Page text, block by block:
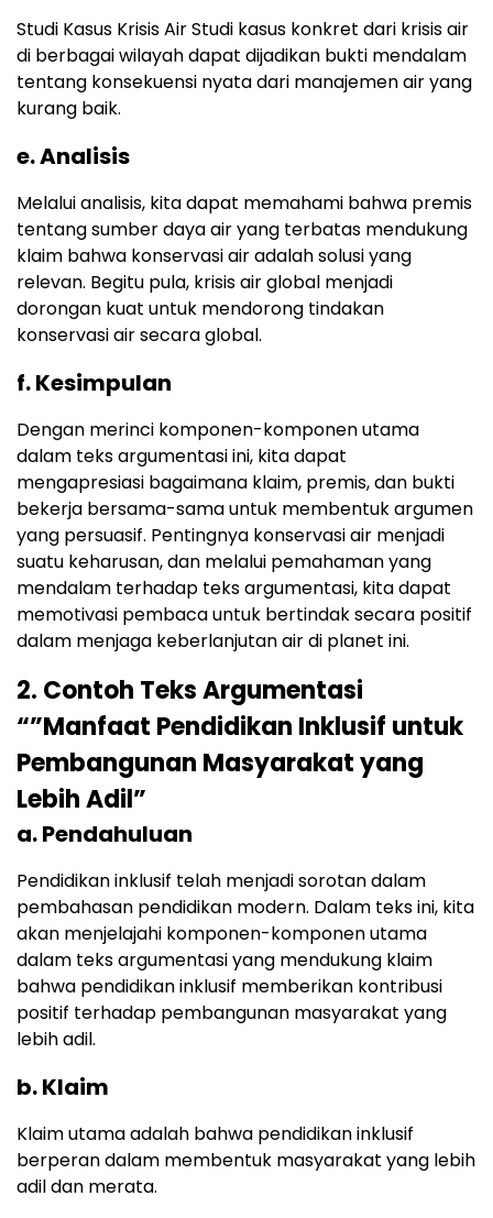
Studi Kasus Krisis Air Studi kasus konkret dari krisis air
di berbagai wilayah dapat dijadikan bukti mendalam
tentang konsekuensi nyata dari manajemen air yang
kurang baik.
e. Analisis
Melalui analisis, kita dapat memahami bahwa premis
tentang sumber daya air yang terbatas mendukung
klaim bahwa konservasi air adalah solusi yang
relevan. Begitu pula, krisis air global menjadi
dorongan kuat untuk mendorong tindakan
konservasi air secara global.
f. Kesimpulan
Dengan merinci komponen-komponen utama
dalam teks argumentasi ini, kita dapat
mengapresiasi bagaimana klaim, premis, dan bukti
bekerja bersama-sama untuk membentuk argumen
yang persuasif. Pentingnya konservasi air menjadi
suatu keharusan, dan melalui pemahaman yang
mendalam terhadap teks argumentasi, kita dapat
memotivasi pembaca untuk bertindak secara positif
dalam menjaga keberlanjutan air di planet ini.
2. Contoh Teks Argumentasi
“”Manfaat Pendidikan Inklusif untuk
Pembangunan Masyarakat yang
Lebih Adil”
a. Pendahuluan
Pendidikan inklusif telah menjadi sorotan dalam
pembahasan pendidikan modern. Dalam teks ini, kita
akan menjelajahi komponen-komponen utama
dalam teks argumentasi yang mendukung klaim
bahwa pendidikan inklusif memberikan kontribusi
positif terhadap pembangunan masyarakat yang
lebih adil.
b. Klaim
Klaim utama adalah bahwa pendidikan inklusif
berperan dalam membentuk masyarakat yang lebih
adil dan merata.